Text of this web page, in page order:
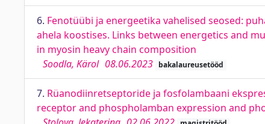
6. Fenotüübi ja energeetika vahelised seosed:
ahela koostises. Links between energetics and
in myosin heavy chain composition
Soodla, Kärol 08.06.2023 bakalaureusetööd
7. Rüanodiinretseptoride ja fosfolambaani
receptor and phospholamban expression and